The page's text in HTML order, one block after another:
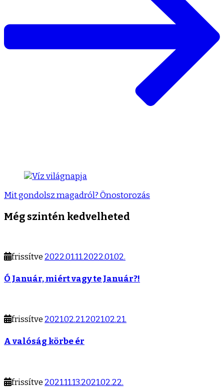
Mit gondolsz magadról? Önostorozás
Még szintén kedvelheted
frissítve 2022.01.11.2022.01.02.
Ó Január, miért vagy te Január?!
frissítve 2021.02.21.2021.02.21.
A valóság körbe ér
frissítve 2021.11.13.2021.02.22.